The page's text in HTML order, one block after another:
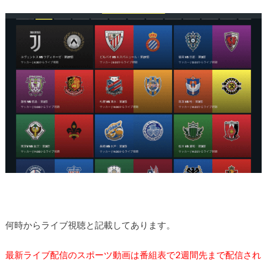
何時からライブ視聴と記載してあります。
最新ライブ配信のスポーツ動画は番組表で2週間先まで配信され